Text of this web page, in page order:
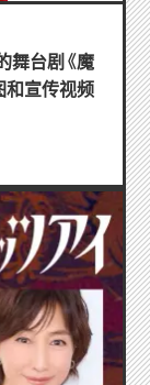
舞台剧《魔
和宣传视频